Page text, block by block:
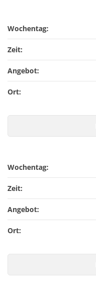
Wochentag:
Zeit:
Angebot:
Ort:
Wochentag:
Zeit:
Angebot:
Ort: